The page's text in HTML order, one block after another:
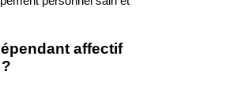
affectif